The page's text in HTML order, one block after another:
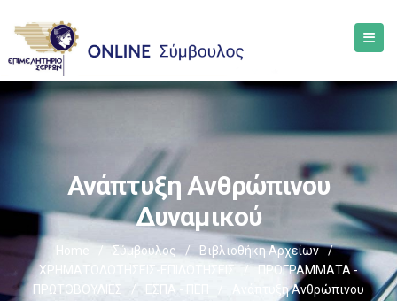
Ανάπτυξη Ανθρώπινου
Δυναμικού
/ Σύμβουλος / Βιβλιοθήκη Αρχείων
/
ΧΡΗΜΑΤΟΔΟΤΗΣΕΙΣ-ΕΠΙΔΟΤΗΣΕΙΣ
ΠΡΟΓΡΑΜΜΑΤΑ -
ΠΡΩΤΟΒΟΥΛΙΕΣ
/ ΕΣΠΑ - ΠΕΠ
Ανάπτυξη Ανθρώπινου